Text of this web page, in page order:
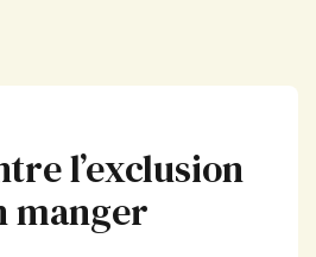
l’exclusion
manger